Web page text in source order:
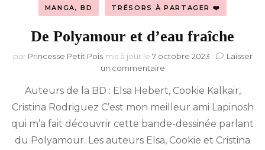
MANGA, BD TRÉSORS À PARTAGER ❤️
De Polyamour et d’eau fraîche
par Princesse Petit Pois mis à jour le 7 octobre 2023
Laisser
un commentairesur
Polyamour
et
fraîche
Auteurs de la BD : Elsa Hebert, Cookie Kalkair,
Cristina Rodriguez C’est mon meilleur ami Lapinosh
qui m’a fait découvrir cette bande-dessinée parlant
du Polyamour. Les auteurs Elsa, Cookie et Cristina